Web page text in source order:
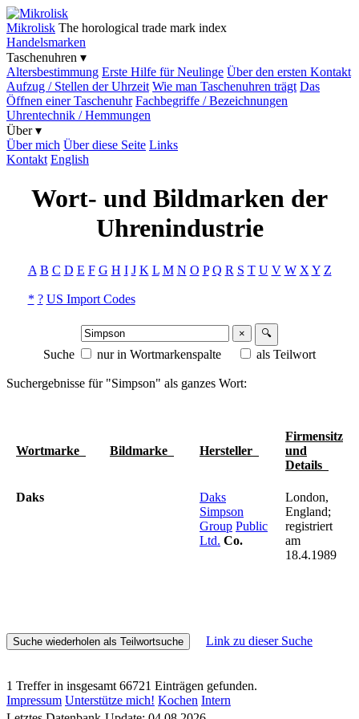
Mikrolisk The horological trade mark index
Handelsmarken
Taschenuhren ▾
Altersbestimmung Erste Hilfe für Neulinge Über den ersten Kontakt
Aufzug / Stellen der Uhrzeit Wie man Taschenuhren trägt Das
Öffnen einer Taschenuhr Fachbegriffe / Bezeichnungen
Uhrentechnik / Hemmungen
Über ▾
Über mich Über diese Seite Links
Kontakt English
Wort- und Bildmarken der
Uhrenindustrie
A B C D E F G H I J K L M N O P Q R S T U V W X Y Z
* ? US Import Codes
× 🔍
Suche nur in Wortmarkenspalte als Teilwort
Suchergebnisse für "Simpson" als ganzes Wort:
Wortmarke Bildmarke Hersteller
Firmensitz
und
Details
Daks
Daks
Simpson
Group Public
Ltd. Co.
London,
England;
registriert
am
18.4.1989
Link zu dieser Suche
1 Treffer in insgesamt 66721 Einträgen gefunden.
Impressum Unterstütze mich! Kochen Intern